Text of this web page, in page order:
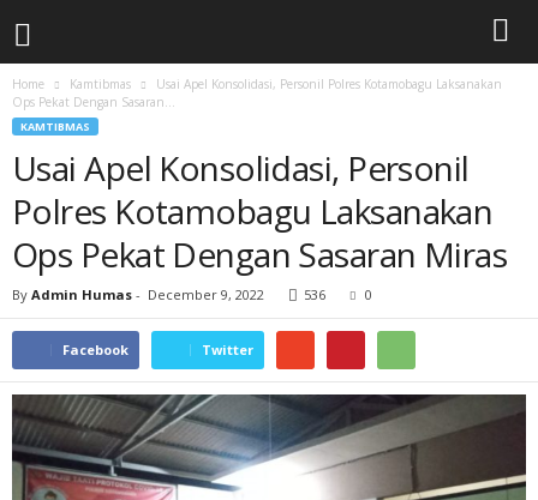
Home Kamtibmas
Usai Apel Konsolidasi, Personil Polres Kotamobagu Laksanakan
Ops Pekat Dengan Sasaran...
KAMTIBMAS
Usai Apel Konsolidasi, Personil
Polres Kotamobagu Laksanakan
Ops Pekat Dengan Sasaran Miras
By Admin Humas - December 9, 2022 536 0
Facebook Twitter